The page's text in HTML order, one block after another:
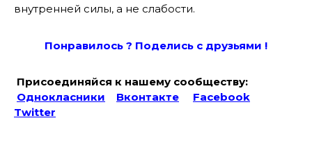
внутренней силы, а не слабости.
Понравилось ? Поделись с друзьями !
Присоединяйся к нашему сообществу:
Однокласники
Вконтакте
Facebook
Twitter